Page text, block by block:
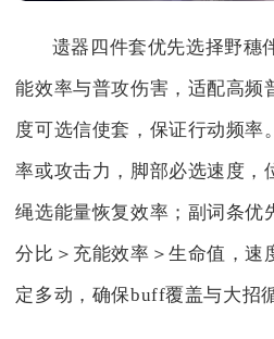
遗器四件套优先选择野穗
能效率与普攻伤害，适配高频
度可选信使套，保证行动频率
率或攻击力，脚部必选速度，
绳选能量恢复效率；副词条优
分比＞充能效率＞生命值，速
定多动，确保buff覆盖与大招